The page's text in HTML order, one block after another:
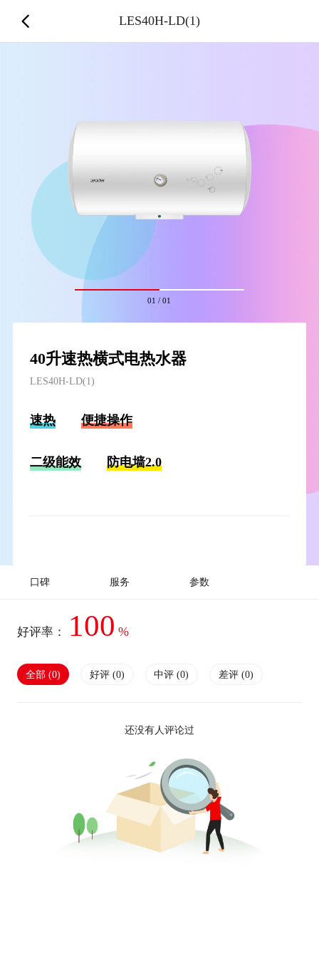
01 /01
40升速热横式电热水器
LES40H-LD(1)
速热 便捷操作
二级能效 防电墙2.0
口碑 服务 参数
好评率： 100 %
全部 (0) 好评 (0) 中评 (0) 差评 (0)
还没有人评论过
LES40H-LD(1)